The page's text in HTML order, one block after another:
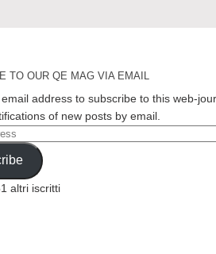
TO OUR QE MAG VIA EMAIL
address to subscribe to this web-
of new posts by email.
altri iscritti